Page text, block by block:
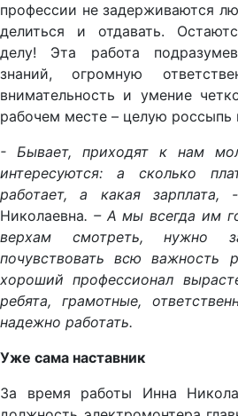
профессии не задерживаются
делиться и отдавать.
делу! Эта работа
знаний, огромную
внимательность и умение
рабочем месте – целую россыпь
- Бывает, приходят к нам
интересуются: а сколько
работает, а какая зарплата,
Николаевна. – А мы всегда им
верхам смотреть, нужно
почувствовать всю важность
хороший профессионал
ребята, грамотные,
надежно работать.
Уже сама наставник
За время работы Инна